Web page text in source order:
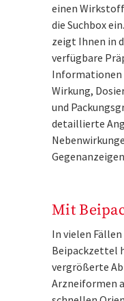
einen
die Suchbox
zeigt Ihnen in
verfügbare
Informationen
Wirkung,
und
detaillierte
Mit
In vielen
Beipackzettel
vergrößerte
Arzneiformen